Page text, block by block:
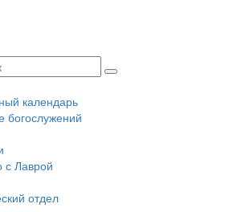
календарь
богослужений
с Лаврой
отдел